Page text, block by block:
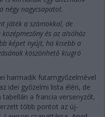
négy nagycsapatot.
játék a számokkal, de
és az alsóház
képet nyújt, ha kisebb a
köszönhető kiugró
harmadik futamgyőzelmével
idei győzelmi lista élén, de
a francia versenyzőt,
több pontot az új-